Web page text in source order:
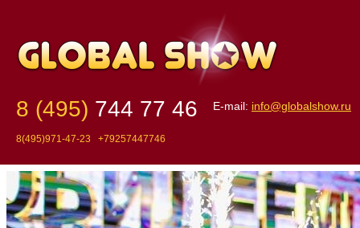
8 (495) 744 77 46
8(495)971-47-23 +79257447746
E-mail: info@globalshow.ru